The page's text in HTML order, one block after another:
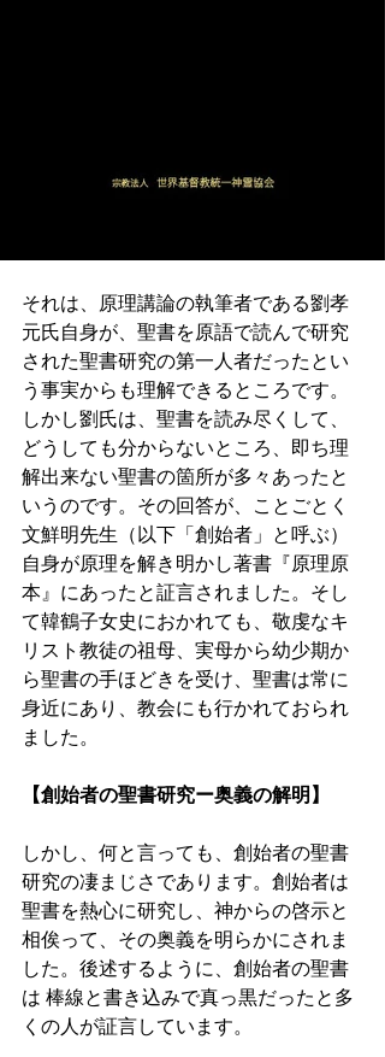
それは、原理講論の執筆者である劉孝
元氏自身が、聖書を原語で読んで研究
された聖書研究の第一人者だったとい
う事実からも理解できるところです。
しかし劉氏は、聖書を読み尽くして、
どうしても分からないところ、即ち理
解出来ない聖書の箇所が多々あったと
いうのです。その回答が、ことごとく
文鮮明先生（以下「創始者」と呼ぶ）
自身が原理を解き明かし著書『原理原
本』にあったと証言されました。そし
て韓鶴子女史におかれても、敬虔なキ
リスト教徒の祖母、実母から幼少期か
ら聖書の手ほどきを受け、聖書は常に
身近にあり、教会にも行かれておられ
ました。
【創始者の聖書研究ー奥義の解明】
しかし、何と言っても、創始者の聖書
研究の凄まじさであります。創始者は
聖書を熱心に研究し、神からの啓示と
相俟って、その奥義を明らかにされま
した。後述するように、創始者の聖書
は 棒線と書き込みで真っ黒だったと多
くの人が証言しています。